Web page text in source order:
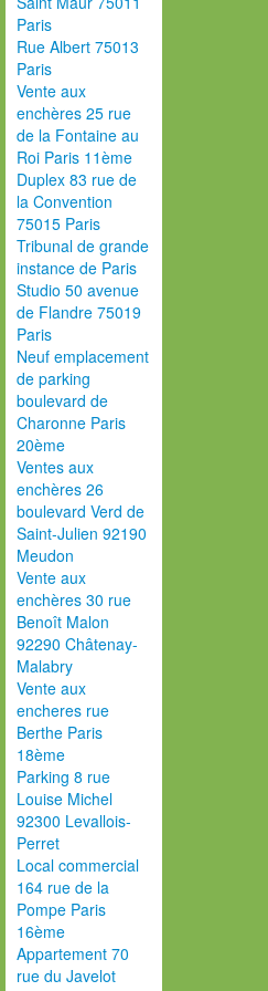
Paris
Rue Albert 75013
Paris
Vente aux
enchères 25 rue
de la Fontaine au
Roi Paris 11ème
Duplex 83 rue de
la Convention
75015 Paris
Tribunal de grande
instance de Paris
Studio 50 avenue
de Flandre 75019
Paris
Neuf emplacement
de parking
boulevard de
Charonne Paris
20ème
Ventes aux
enchères 26
boulevard Verd de
Saint-Julien 92190
Meudon
Vente aux
enchères 30 rue
Benoît Malon
92290 Châtenay-
Malabry
Vente aux
encheres rue
Berthe Paris
18ème
Parking 8 rue
Louise Michel
92300 Levallois-
Perret
Local commercial
164 rue de la
Pompe Paris
16ème
Appartement 70
rue du Javelot